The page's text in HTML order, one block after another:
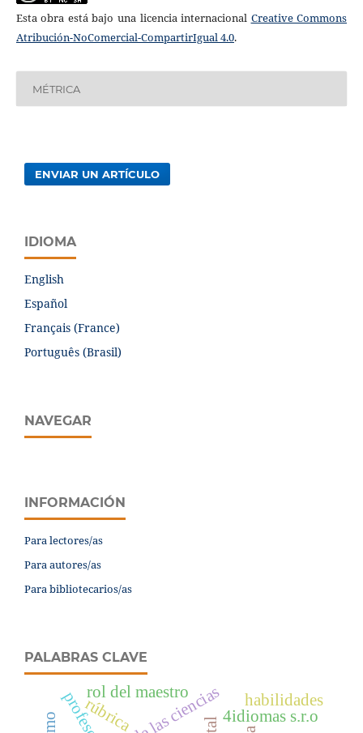
Esta obra está bajo una licencia internacional Creative Commons
Atribución-NoComercial-CompartirIgual 4.0.
MÉTRICA
ENVIAR UN ARTÍCULO
IDIOMA
English
Español
Français (France)
Português (Brasil)
NAVEGAR
INFORMACIÓN
Para lectores/as
Para autores/as
Para bibliotecarios/as
PALABRAS CLAVE
rol del maestro
4idiomas s.r.o
habilidades
rúbrica
profesor